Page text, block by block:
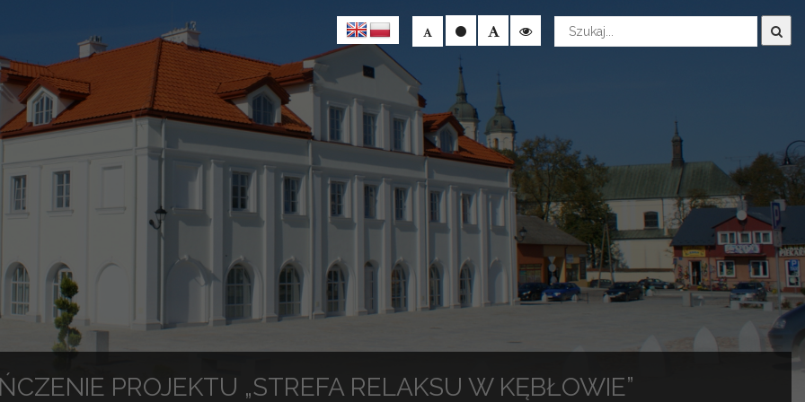
Wyszukaj
PROJEKTU „STREFA RELAKSU W KĘBŁOWIE”